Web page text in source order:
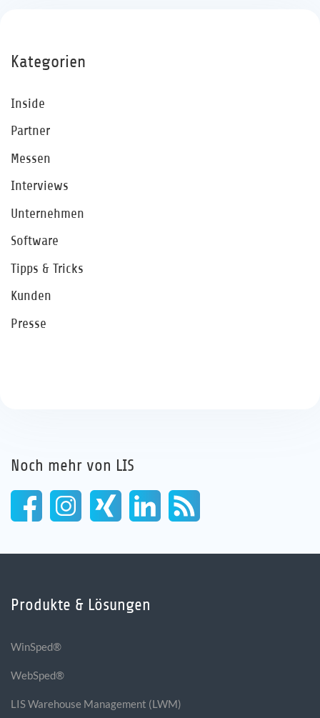
Kategorien
Inside
Partner
Messen
Interviews
Unternehmen
Software
Tipps & Tricks
Kunden
Presse
Noch mehr von LIS
Produkte & Lösungen
WinSped®
WebSped®
LIS Warehouse Management (LWM)